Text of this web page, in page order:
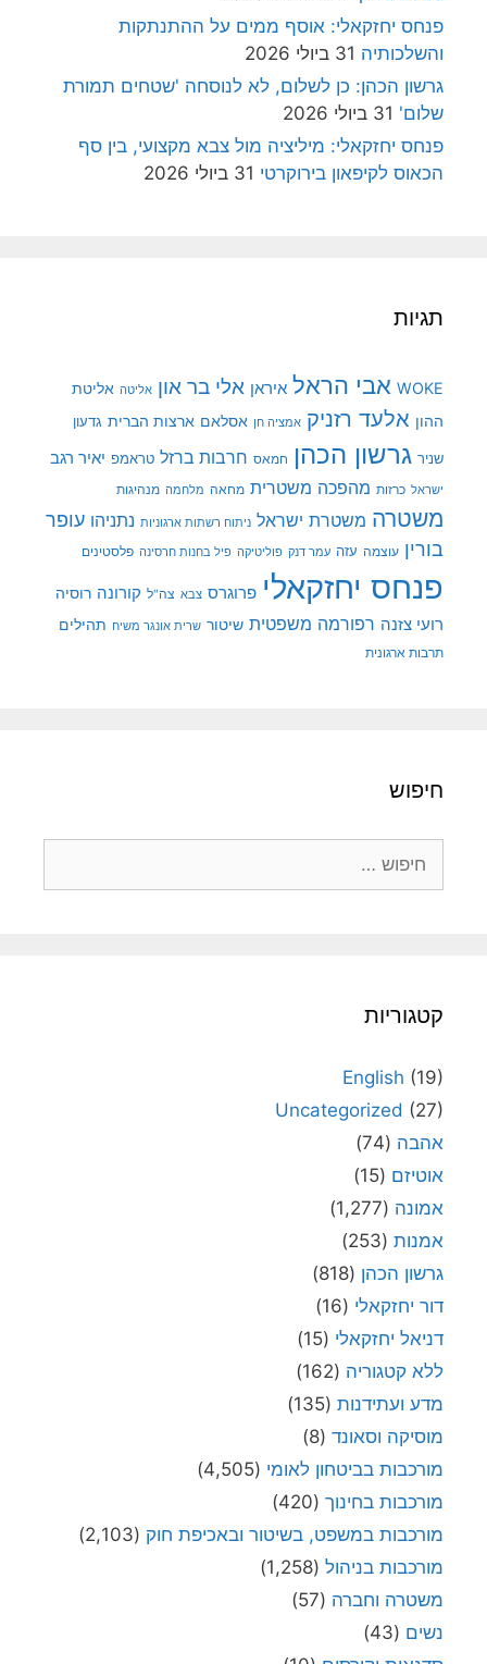
פנחס יחזקאלי: אוסף ממים על ההתנתקות
והשלכותיה 31 ביולי 2026
גרשון הכהן: כן לשלום, לא לנוסחה 'שטחים תמורת
שלום' 31 ביולי 2026
פנחס יחזקאלי: מיליציה מול צבא מקצועי, בין סף
הכאוס לקיפאון בירוקרטי 31 ביולי 2026
תגיות
WOKE אבי הראל איראן אלי בר און אליטה אליטת
ההון אלעד רזניק אמציה חן אסלאם ארצות הברית גדעון
שניר גרשון הכהן חמאס חרבות ברזל טראמפ יאיר רגב
ישראל כרזות מהפכה משטרית מחאה מלחמה מנהיגות
משטרה משטרת ישראל ניתוח רשתות ארגוניות נתניהו עופר
בורין עוצמה עזה עמר דנק פוליטיקה פיל בחנות חרסינה פלסטינים
פנחס יחזקאלי פרוגרס צבא צה"ל קורונה רוסיה
רועי צזנה רפורמה משפטית שיטור שרית אונגר משיח תהילים
תרבות ארגונית
חיפוש
קטגוריות
English (19)
Uncategorized (27)
אהבה (74)
אוטיזם (15)
אמונה (1,277)
אמנות (253)
גרשון הכהן (818)
דור יחזקאלי (16)
דניאל יחזקאלי (15)
ללא קטגוריה (162)
מדע ועתידנות (135)
מוסיקה וסאונד (8)
מורכבות בביטחון לאומי (4,505)
מורכבות בחינוך (420)
מורכבות במשפט, בשיטור ובאכיפת חוק (2,103)
מורכבות בניהול (1,258)
משטרה וחברה (57)
נשים (43)